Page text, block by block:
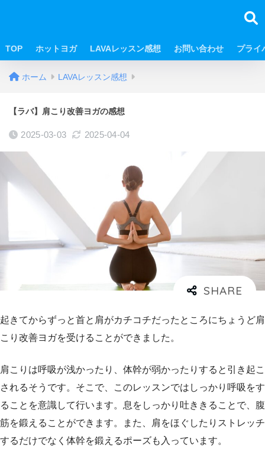
TOP ホットヨガ LAVAレッスン感想 お問い合わせ プライ
ホーム LAVAレッスン感想
【ラバ】肩こり改善ヨガの感想
2025-03-03 2025-04-04
起きてからずっと首と肩がカチコチだったところにちょうど肩
こり改善ヨガを受けることができました。
肩こりは呼吸が浅かったり、体幹が弱かったりすると引き起こ
されるそうです。そこで、このレッスンではしっかり呼吸をす
ることを意識して行います。息をしっかり吐ききることで、腹
筋を鍛えることができます。また、肩をほぐしたりストレッチ
するだけでなく体幹を鍛えるポーズも入っています。